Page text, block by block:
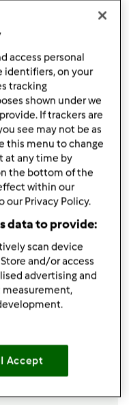
burro)
alla frutta
(facoltativo)
spesa
access personal
identifiers, on your
tracking
shown under we
If trackers are
see may not be as
this menu to change
at any time by
the bottom of the
within our
our Privacy Policy.
data to provide:
scan device
and/or access
advertising and
I Accept